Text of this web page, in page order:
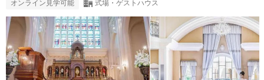
オンライン見学可能 式場・ゲストハウス